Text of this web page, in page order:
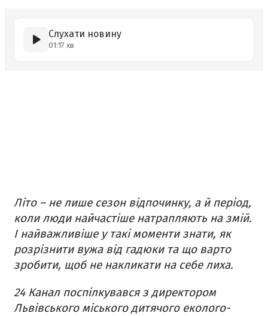
Слухати новину
01:17 хв
Літо – не лише сезон відпочинку, а й період,
коли люди найчастіше натрапляють на змій.
І найважливіше у такі моменти знати, як
розрізнити вужа від гадюки та що варто
зробити, щоб не накликати на себе лиха.
24 Канал поспілкувався з директором
Львівського міського дитячого еколого-